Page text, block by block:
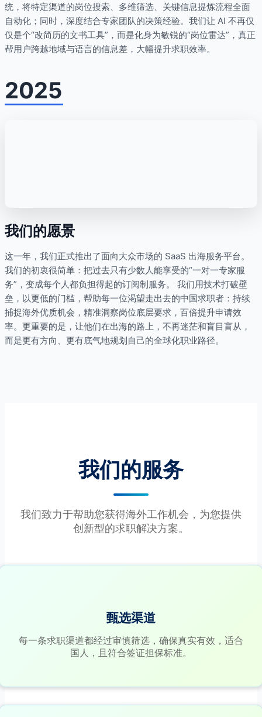
统，将特定渠道的岗位搜索、多维筛选、关键信息提炼流程全面
自动化；同时，深度结合专家团队的决策经验。我们让 AI 不再仅
仅是个“改简历的文书工具”，而是化身为敏锐的“岗位雷达”，真正
帮用户跨越地域与语言的信息差，大幅提升求职效率。
2025
我们的愿景
这一年，我们正式推出了面向大众市场的 SaaS 出海服务平台。
我们的初衷很简单：把过去只有少数人能享受的“一对一专家服
务”，变成每个人都负担得起的订阅制服务。 我们用技术打破壁
垒，以更低的门槛，帮助每一位渴望走出去的中国求职者：持续
捕捉海外优质机会，精准洞察岗位底层要求，百倍提升申请效
率。更重要的是，让他们在出海的路上，不再迷茫和盲目盲从，
而是更有方向、更有底气地规划自己的全球化职业路径。
我们的服务
我们致力于帮助您获得海外工作机会，为您提供
创新型的求职解决方案。
甄选渠道
每一条求职渠道都经过审慎筛选，确保真实有效，适合
国人，且符合签证担保标准。